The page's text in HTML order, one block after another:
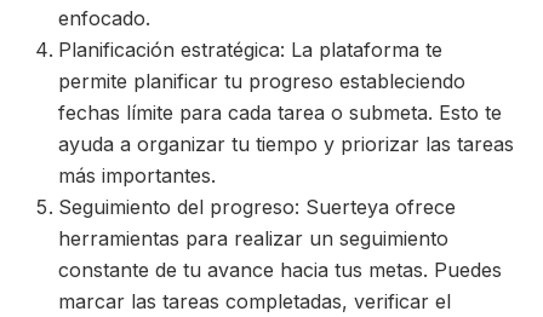
enfocado.
Planificación estratégica: La plataforma te
permite planificar tu progreso estableciendo
fechas límite para cada tarea o submeta. Esto te
ayuda a organizar tu tiempo y priorizar las tareas
más importantes.
Seguimiento del progreso: Suerteya ofrece
herramientas para realizar un seguimiento
constante de tu avance hacia tus metas. Puedes
marcar las tareas completadas, verificar el